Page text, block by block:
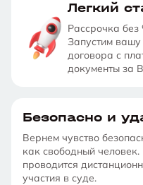
Легкий
Рассрочка без
Запустим
договора с
документы за
Безопасно и
Вернем чувство
как свободный
проводится
участия в суде.